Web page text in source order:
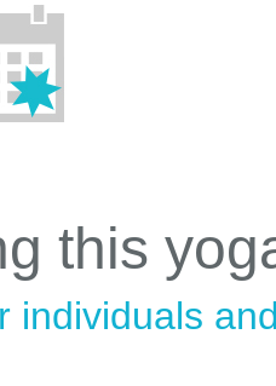
this
individuals